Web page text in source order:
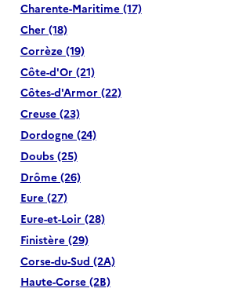
Charente-Maritime (17)
Cher (18)
Corrèze (19)
Côte-d'Or (21)
Côtes-d'Armor (22)
Creuse (23)
Dordogne (24)
Doubs (25)
Drôme (26)
Eure (27)
Eure-et-Loir (28)
Finistère (29)
Corse-du-Sud (2A)
Haute-Corse (2B)